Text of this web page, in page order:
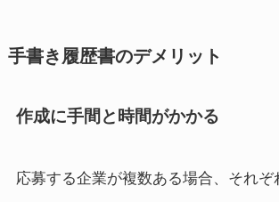
手書き履歴書のデメリット
作成に手間と時間がかかる
応募する企業が複数ある場合、それぞ